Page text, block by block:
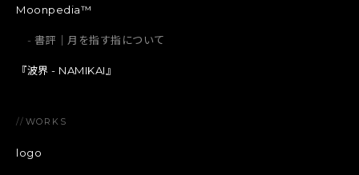
Moonpedia™
書評｜月を指す指について
『波界 - NAMIKAI』
// WORKS
logo